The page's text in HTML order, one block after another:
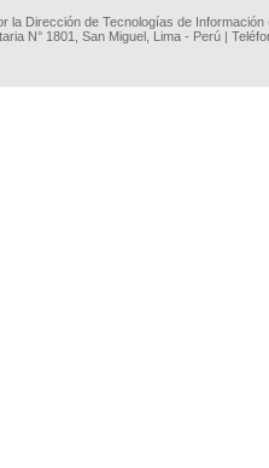
la Dirección de Tecnologías de
N° 1801, San Miguel, Lima - Perú |